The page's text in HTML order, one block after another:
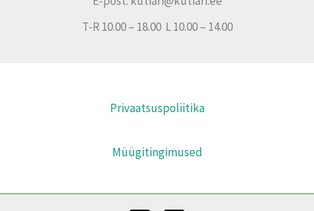
T-R 10.00 – 18.00 L 10.00 – 14.00
Privaatsuspoliitika
Müügitingimused